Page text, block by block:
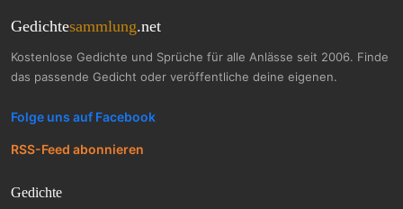
Gedichtesammlung.net
Kostenlose Gedichte und Sprüche für alle Anlässe seit 2006. Finde
das passende Gedicht oder veröffentliche deine eigenen.
Folge uns auf Facebook
RSS-Feed abonnieren
Gedichte